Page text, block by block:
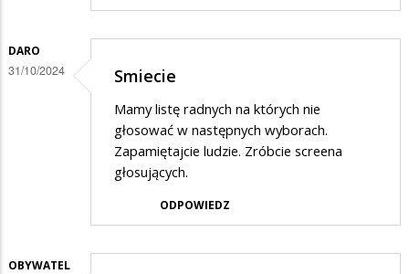
DARO
31/10/2024 Smiecie
Mamy listę radnych na których nie
głosować w następnych wyborach.
Zapamiętajcie ludzie. Zróbcie screena
głosujących.
ODPOWIEDZ
OBYWATEL